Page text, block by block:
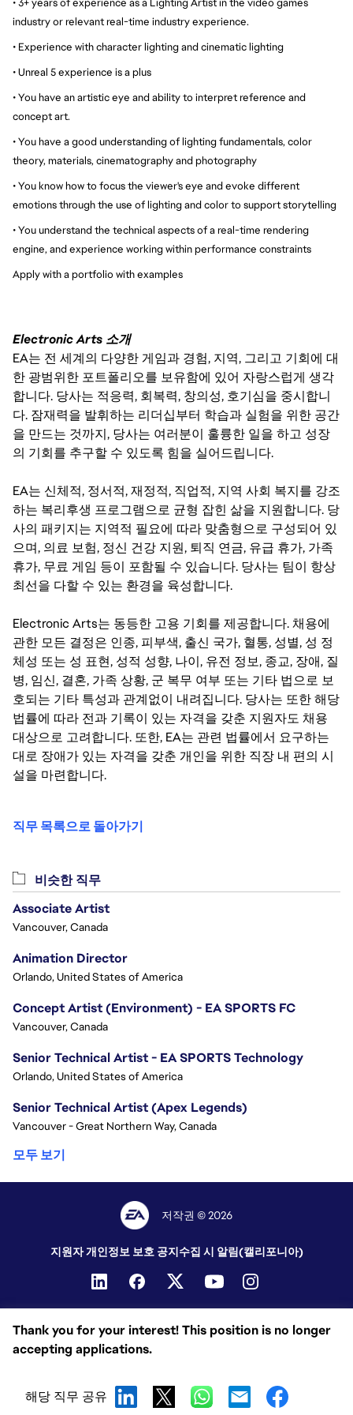
• 3+ years of experience as a Lighting Artist in the video games
industry or relevant real-time industry experience.
• Experience with character lighting and cinematic lighting
• Unreal 5 experience is a plus
• You have an artistic eye and ability to interpret reference and
concept art.
• You have a good understanding of lighting fundamentals, color
theory, materials, cinematography and photography
• You know how to focus the viewer's eye and evoke different
emotions through the use of lighting and color to support storytelling
• You understand the technical aspects of a real-time rendering
engine, and experience working within performance constraints
Apply with a portfolio with examples
Electronic Arts 소개
EA는 전 세계의 다양한 게임과 경험, 지역, 그리고 기회에 대
한 광범위한 포트폴리오를 보유함에 있어 자랑스럽게 생각
합니다. 당사는 적응력, 회복력, 창의성, 호기심을 중시합니
다. 잠재력을 발휘하는 리더십부터 학습과 실험을 위한 공간
을 만드는 것까지, 당사는 여러분이 훌륭한 일을 하고 성장
의 기회를 추구할 수 있도록 힘을 실어드립니다.
EA는 신체적, 정서적, 재정적, 직업적, 지역 사회 복지를 강조
하는 복리후생 프로그램으로 균형 잡힌 삶을 지원합니다. 당
사의 패키지는 지역적 필요에 따라 맞춤형으로 구성되어 있
으며, 의료 보험, 정신 건강 지원, 퇴직 연금, 유급 휴가, 가족
휴가, 무료 게임 등이 포함될 수 있습니다. 당사는 팀이 항상
최선을 다할 수 있는 환경을 육성합니다.
Electronic Arts는 동등한 고용 기회를 제공합니다. 채용에
관한 모든 결정은 인종, 피부색, 출신 국가, 혈통, 성별, 성 정
체성 또는 성 표현, 성적 성향, 나이, 유전 정보, 종교, 장애, 질
병, 임신, 결혼, 가족 상황, 군 복무 여부 또는 기타 법으로 보
호되는 기타 특성과 관계없이 내려집니다. 당사는 또한 해당
법률에 따라 전과 기록이 있는 자격을 갖춘 지원자도 채용
대상으로 고려합니다. 또한, EA는 관련 법률에서 요구하는
대로 장애가 있는 자격을 갖춘 개인을 위한 직장 내 편의 시
설을 마련합니다.
직무 목록으로 돌아가기
Thank you for your interest! This position is no longer
accepting applications.
해당 직무 공유
비슷한 직무
Associate Artist
Vancouver, Canada
Animation Director
Orlando, United States of America
Concept Artist (Environment) - EA SPORTS FC
Vancouver, Canada
Senior Technical Artist - EA SPORTS Technology
Orlando, United States of America
Senior Technical Artist (Apex Legends)
Vancouver - Great Northern Way, Canada
모두 보기
저작권 © 2026
지원자 개인정보 보호 공지 수집 시 알림(캘리포니아)